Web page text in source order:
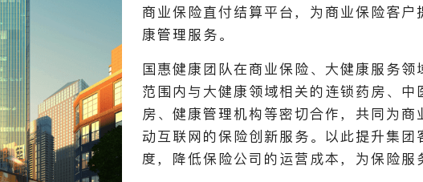
商业保险直付结算平台，为商业保险客
康管理服务。
国惠健康团队在商业保险、大健康服务
范围内与大健康领域相关的连锁药房、
房、健康管理机构等密切合作，共同为
动互联网的保险创新服务。以此提升集团
度，降低保险公司的运营成本，为保险服